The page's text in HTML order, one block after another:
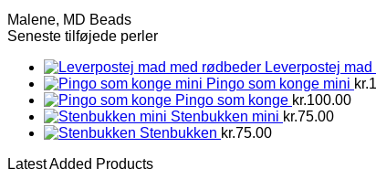
Malene, MD Beads
Seneste tilføjede perler
Leverpostej
Pingo som konge mini kr.
Pingo som konge kr.100.00
Stenbukken mini kr.75.00
Stenbukken kr.75.00
Latest Added Products